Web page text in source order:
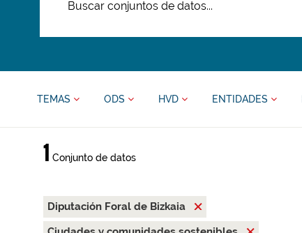
TEMAS ODS HVD ENTIDADES
1 Conjunto de datos
Diputación Foral de Bizkaia